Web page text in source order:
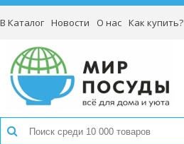
В Каталог Новости О нас Как купить?